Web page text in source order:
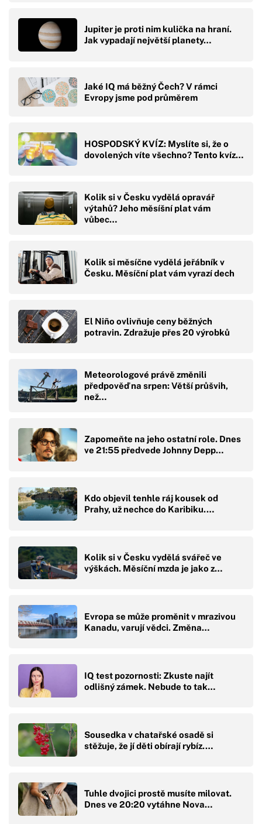
Jupiter je proti nim kulička na hraní.
Jak vypadají největší planety…
Jaké IQ má běžný Čech? V rámci
Evropy jsme pod průměrem
HOSPODSKÝ KVÍZ: Myslíte si, že o
dovolených víte všechno? Tento kvíz…
Kolik si v Česku vydělá opravář
výtahů? Jeho měsíšní plat vám
vůbec…
Kolik si měsíčne vydělá jeřábník v
Česku. Měsíční plat vám vyrazí dech
El Niño ovlivňuje ceny běžných
potravin. Zdražuje přes 20 výrobků
Meteorologové právě změnili
předpověď na srpen: Větší průšvih,
než…
Zapomeňte na jeho ostatní role. Dnes
ve 21:55 předvede Johnny Depp…
Kdo objevil tenhle ráj kousek od
Prahy, už nechce do Karibiku.…
Kolik si v Česku vydělá svářeč ve
výškách. Měsíční mzda je jako z…
Evropa se může proměnit v mrazivou
Kanadu, varují vědci. Změna…
IQ test pozornosti: Zkuste najít
odlišný zámek. Nebude to tak…
Sousedka v chatařské osadě si
stěžuje, že jí děti obírají rybíz.…
Tuhle dvojici prostě musíte milovat.
Dnes ve 20:20 vytáhne Nova…